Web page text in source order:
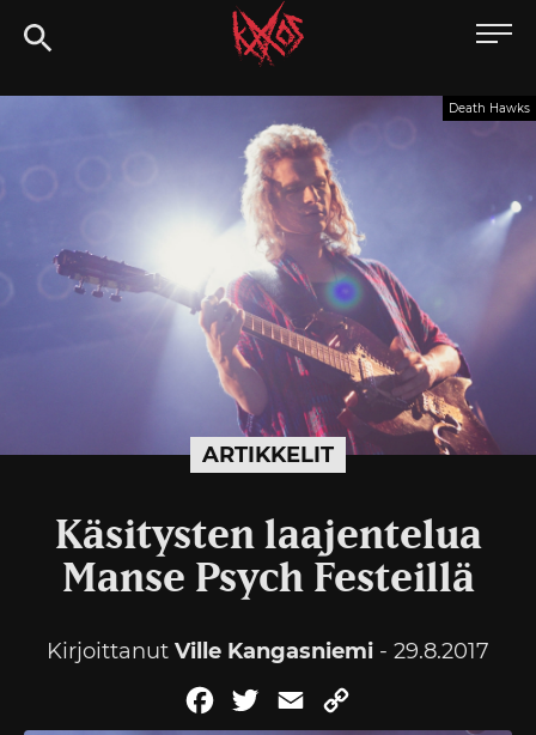
Siirry
suoraan
Kaaoszine
ARTIKKELIT
Death Hawks
Käsitysten laajentelua
Manse Psych Festeillä
Kirjoittanut Ville Kangasniemi - 29.8.2017
FacebookTwitterEmail